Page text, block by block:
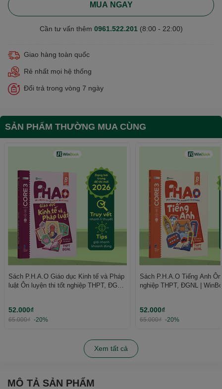
MUA NGAY
Cần tư vấn thêm 0961.522.201 (8:00 - 22:00)
Giao hàng toàn quốc
Rẻ nhất mọi hệ thống
Đổi trả trong vòng 7 ngày
SẢN PHẨM THƯỜNG MUA CÙNG
Sách P.H.A.O Giáo dục Kinh tế và Pháp
luật Ôn luyện thi tốt nghiệp THPT, ĐGNL
52.000₫
65.000₫ -20%
Sách P.H.A.O Tiếng Anh
nghiệp THPT, ĐGNL |
52.000₫
65.000₫ -20%
Xem tất cả
MÔ TẢ SẢN PHẨM